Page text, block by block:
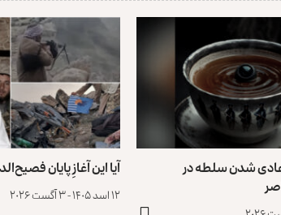
‌شدن سلطه در آیا این آغازِ پایان
۱۲ اسد ۱۴۰۵ - ۳ آگست ۲۰۲۶